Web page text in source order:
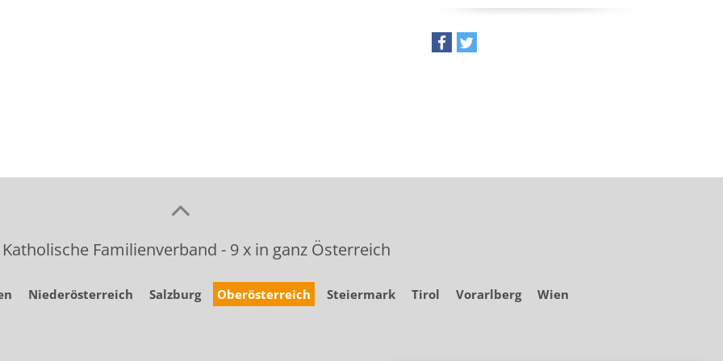
Familienverband - 9 x in ganz Österreich
Niederösterreich Salzburg Oberösterreich Steiermark Tirol Vorarlberg Wien